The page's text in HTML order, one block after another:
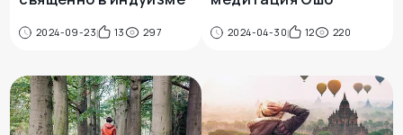
2024-09-23 13 297 2024-04-30 12 220